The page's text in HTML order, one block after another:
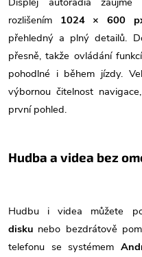
rozlišením 1024 × 600
přehledný a plný detailů.
přesně, takže ovládání
pohodlné i během jízdy.
výbornou čitelnost
první pohled.
Hudba a videa bez
Hudbu i videa můžete
disku nebo bezdrátově
telefonu se systémem